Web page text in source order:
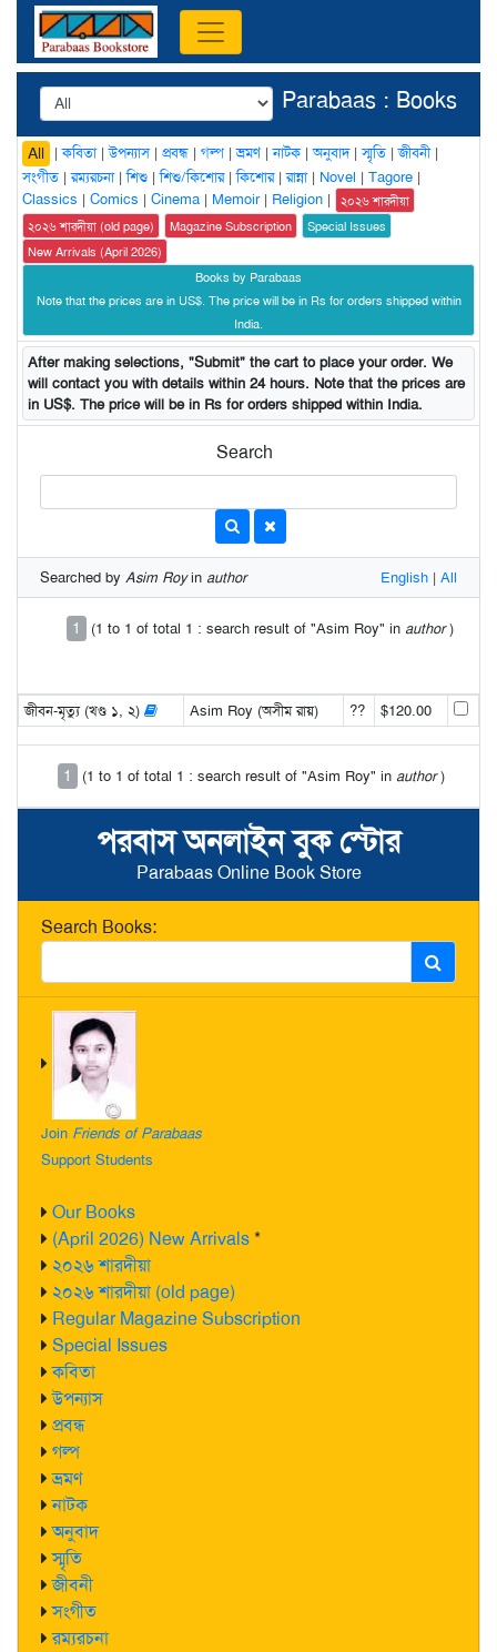
পরবাস অনলাইন বুক স্টোর
Parabaas Online Book Store
Search Books:
Join Friends of Parabaas
Support Students
Our Books
(April 2026) New Arrivals*
২০২৬ শারদীয়া
২০২৬ শারদীয়া (old page)
Regular Magazine Subscription
Special Issues
কবিতা
উপন্যাস
প্রবন্ধ
গল্প
ভ্রমণ
নাটক
অনুবাদ
স্মৃতি
জীবনী
সংগীত
রম্যরচনা
Parabaas : Books
All |কবিতা|উপন্যাস| প্রবন্ধ | গল্প |ভ্রমণ|নাটক |অনুবাদ|স্মৃতি |জীবনী|
সংগীত |রম্যরচনা|শিশু |শিশু/কিশোর|কিশোর|রান্না| Novel | Tagore |
Classics | Comics | Cinema | Memoir| Religion |
২০২৬ শারদীয়া
২০২৬ শারদীয়া (old page)
Magazine Subscription
Special Issues
New Arrivals (April 2026)
Books by Parabaas
Note that the prices are in US$. The price will be in Rs for orders shipped within
India.
After making selections, "Submit" the cart to place your order. We
will contact you with details within 24 hours. Note that the prices are
in US$. The price will be in Rs for orders shipped within India.
Search
Searched by Asim Royin author English | All
1 (1 to 1 of total 1 : search result of "Asim Roy" in author)
জীবন-মৃত্যু (খণ্ড ১, ২) Asim Roy (অসীম রায়) ?? $120.00
1 (1 to 1 of total 1 : search result of "Asim Roy" in author)